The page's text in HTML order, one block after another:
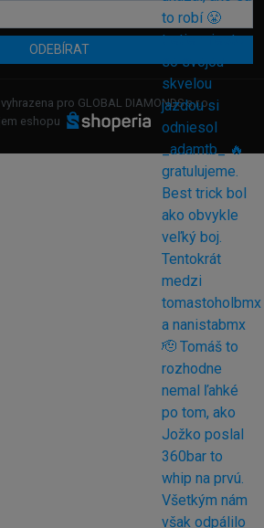
ODEBÍRAT
pro GLOBAL DIAMONDS s.r.o.
eshopu